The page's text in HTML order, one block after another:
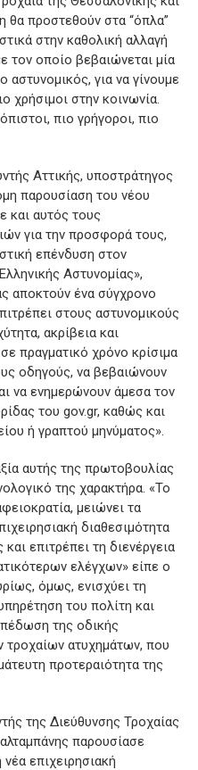
προστεθούν στα “όπλα”
στην καθολική αλλαγή
τον οποίο βεβαιώνεται μία
για να γίνουμε
χρήσιμοι στην κοινωνία.
πιο γρήγοροι, πιο
Αττικής, υποστράτηγος
παρουσίαση του νέου
και αυτός τους
για την προσφορά τους,
επένδυση στον
Αστυνομίας»,
αποκτούν ένα σύγχρονο
στους αστυνομικούς
ακρίβεια και
πραγματικό χρόνο κρίσιμα
οδηγούς, να βεβαιώνουν
να ενημερώνουν άμεσα τον
του gov.gr, καθώς και
ή γραπτού μηνύματος».
αυτής της πρωτοβουλίας
της χαρακτήρα. «Το
μειώνει τα
διαθεσιμότητα
επιτρέπει τη διενέργεια
ελέγχων» είπε ο
όμως, ενισχύει τη
του πολίτη και
της οδικής
τροχαίων ατυχημάτων, που
προτεραιότητα της
της Διεύθυνσης Τροχαίας
παρουσίασε
επιχειρησιακή